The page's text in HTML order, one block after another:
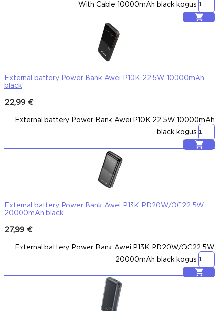
With Cable 10000mAh black kogus
Lisa korvi
External battery Power Bank Awei P10K 22.5W 10000mAh
black
22,99 €
External battery Power Bank Awei P10K 22.5W 10000mAh
black kogus
Lisa korvi
External battery Power Bank Awei P13K PD20W/QC22.5W
20000mAh black
27,99 €
External battery Power Bank Awei P13K PD20W/QC22.5W
20000mAh black kogus
Lisa korvi